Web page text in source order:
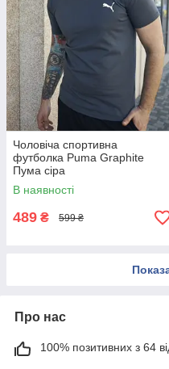
Чоловіча спортивна
футболка Puma Graphite
Пума сіра
В наявності
489 ₴ 599 ₴
Про нас
100% позитивних з 64